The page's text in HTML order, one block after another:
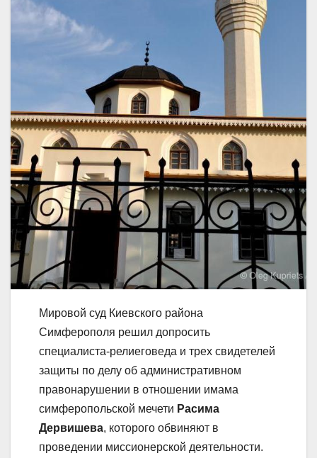
Мировой суд Киевского района
Симферополя решил допросить
специалиста-релиеговеда и трех свидетелей
защиты по делу об административном
правонарушении в отношении имама
симферопольской мечети Расима
Дервишева, которого обвиняют в
проведении миссионерской деятельности.